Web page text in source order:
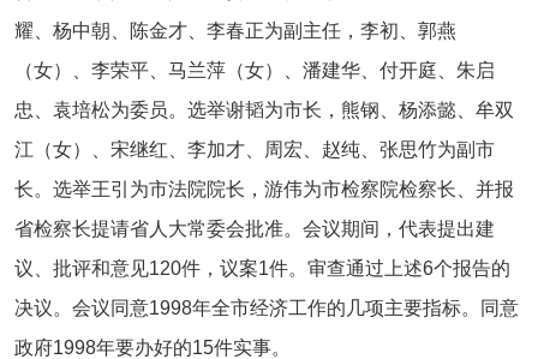
耀、杨中朝、陈金才、李春正为副主任，李初、郭燕
（女）、李荣平、马兰萍（女）、潘建华、付开庭、朱启
忠、袁培松为委员。选举谢韬为市长，熊钢、杨添懿、牟双
江（女）、宋继红、李加才、周宏、赵纯、张思竹为副市
长。选举王引为市法院院长，游伟为市检察院检察长、并报
省检察长提请省人大常委会批准。会议期间，代表提出建
议、批评和意见120件，议案1件。审查通过上述6个报告的
决议。会议同意1998年全市经济工作的几项主要指标。同意
政府1998年要办好的15件实事。